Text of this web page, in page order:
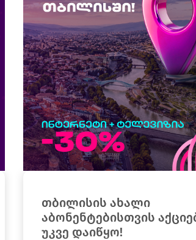
თბილისის ახალი
აბონენტებისთვის
უკვე დაიწყო!